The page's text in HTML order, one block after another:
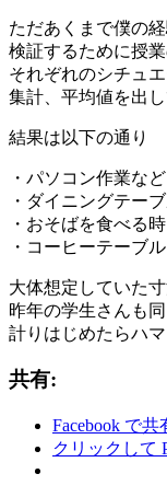
ただあくまで僕の
検証するために授
それぞれのシチュ
集計、平均値を出し
結果は以下の通り
・パソコン作業
・ダイニングテー
・おそばを食べ
・コーヒーテー
大体想定していた
昨年の学生さんも
計りはじめたらハ
共有:
Facebook で
クリックして